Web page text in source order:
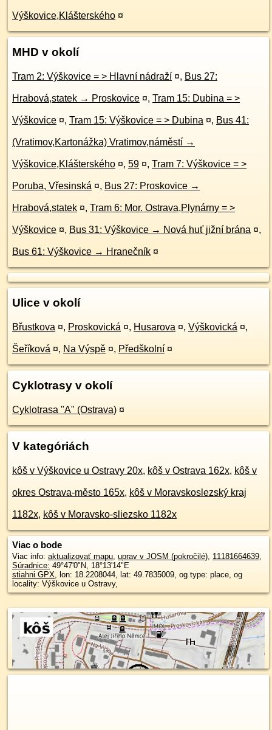
Výškovice,Klášterského ¤
MHD v okolí
Tram 2: Výškovice = > Hlavní nádraží ¤, Bus 27:
Hrabová,statek → Proskovice ¤, Tram 15: Dubina = >
Výškovice ¤, Tram 15: Výškovice = > Dubina ¤, Bus 41:
(Vratimov,Kartonážka) Vratimov,náměstí →
Výškovice,Klášterského ¤, 59 ¤, Tram 7: Výškovice = >
Poruba, Vřesinská ¤, Bus 27: Proskovice →
Hrabová,statek ¤, Tram 6: Mor. Ostrava,Plynárny = >
Výškovice ¤, Bus 31: Výškovice → Nová huť jižní brána ¤,
Bus 61: Výškovice → Hranečník ¤
Ulice v okolí
Břustkova ¤, Proskovická ¤, Husarova ¤, Výškovická ¤,
Šeříková ¤, Na Výspě ¤, Předškolní ¤
Cyklotrasy v okolí
Cyklotrasa "A" (Ostrava) ¤
V kategóriách
kôš v Výškovice u Ostravy 20x, kôš v Ostrava 162x, kôš v
okres Ostrava-město 165x, kôš v Moravskoslezský kraj
1182x, kôš v Moravsko-sliezsko 1182x
Viac o bode
Viac info: aktualizovať mapu, uprav v JOSM (pokročilé), 11181664639,
Súradnice: 49°47'0"N, 18°13'14"E
stiahni GPX, lon: 18.2208044, lat: 49.7835009, og type: place, og
locality: Výškovice u Ostravy,